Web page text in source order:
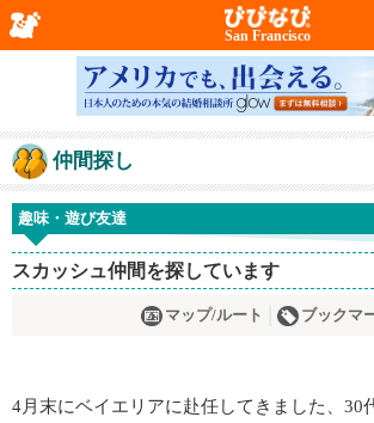
San Francisco
仲間探し
趣味・遊び友達
スカッシュ仲間を探しています
マップ/ルート ブックマ
4月末にベイエリアに赴任してきました、30